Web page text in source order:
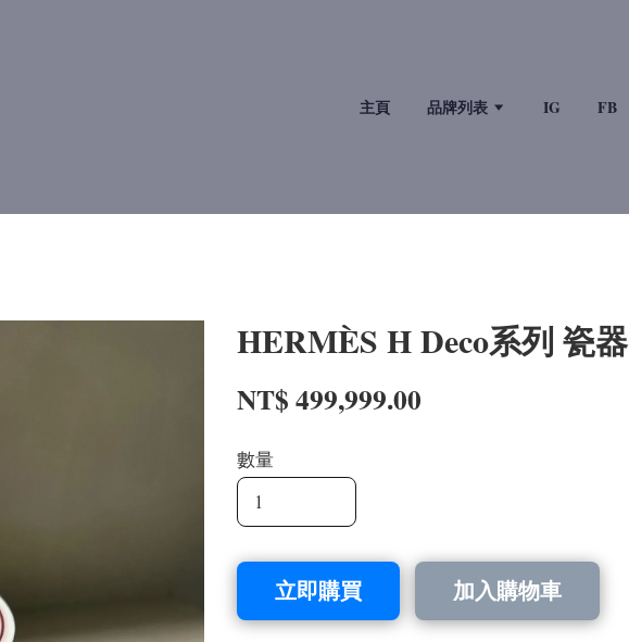
主頁 品牌列表 IG FB
HERMÈS H Deco系列 瓷器
NT$ 499,999.00
數量
立即購買 加入購物車